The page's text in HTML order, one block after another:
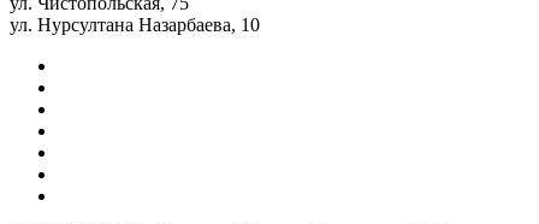
ул. Нурсултана Назарбаева, 10